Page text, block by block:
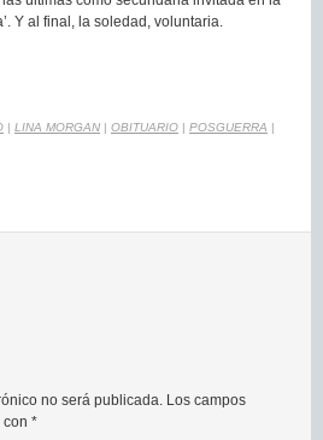
Y al final, la soledad, voluntaria.
| LINA MORGAN | OBITUARIO | POSGUERRA |
no será publicada. Los campos
*